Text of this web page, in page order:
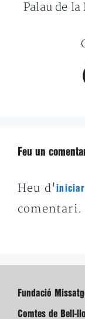
Palau de la
Feu un
Heu d'
comentari.
Fundació
Comtes de Bell-